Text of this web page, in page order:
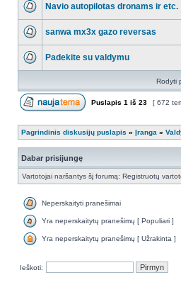
Navio autopilotas dronams ir etc.
sanwa mx3x gazo reversas
Padekite su valdymu
Rodyti
Puslapis 1 iš 23 [ 672
Pagrindinis diskusijų puslapis » Įranga »
Dabar prisijungę
Vartotojai naršantys šį forumą: Registruotų
Neperskaityti pranešimai
Yra neperskaitytų pranešimų [ Populiari ]
Yra neperskaitytų pranešimų [ Užrakinta ]
Ieškoti: